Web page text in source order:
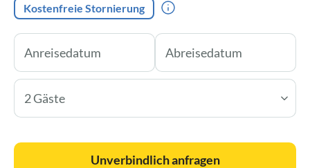
Kostenfreie Stornierung
2 Gäste
Unverbindlich anfragen